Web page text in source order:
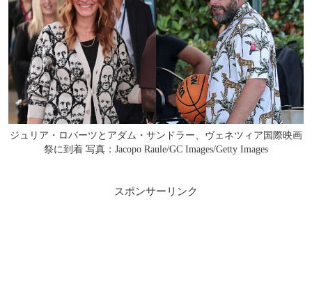
ジュリア・ロバーツとアダム・サンドラー、ヴェネツィア国際映画
祭に到着 写真：Jacopo Raule/GC Images/Getty Images
スポンサーリンク